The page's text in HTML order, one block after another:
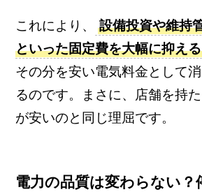
これにより、
設備投資や維持
といった固定費を大幅に抑える
その分を安い電気料金として
るのです。まさに、店舗を持
が安いのと同じ理屈です。
電力の品質は変わらない？